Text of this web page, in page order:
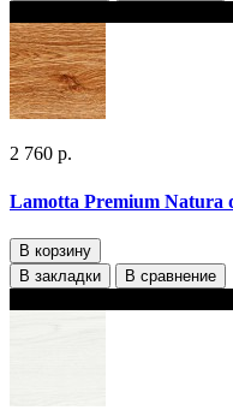
2 760 р.
Lamotta Premium
В корзину
В закладки
В сравнение